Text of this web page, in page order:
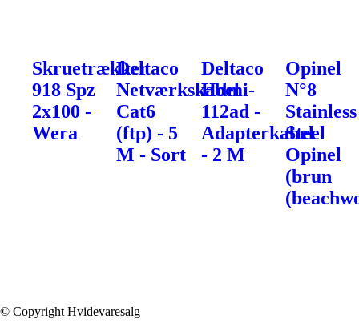
Skruetrækker
918 Spz
2x100 -
Wera
Deltaco
Netværkskabel
Cat6
(ftp) - 5
M - Sort
Deltaco
Hdmi-
112ad -
Adapterkabel
- 2 M
Opinel
N°8
Stainless
Steel
Opinel
(brun
© Copyright Hvidevaresalg